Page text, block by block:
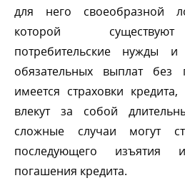
для него своеобразной
которой
потребительские нужды
обязательных выплат без
имеется страховки
лекут за собой
сложные случаи могут
последующего изъятия
погашения кредита.